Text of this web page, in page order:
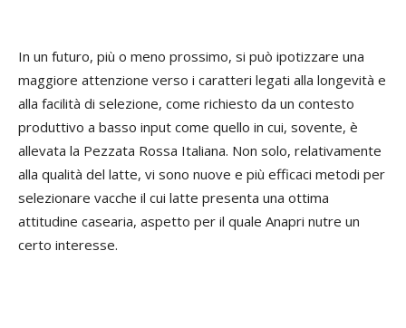
In un futuro, più o meno prossimo, si può ipotizzare una
maggiore attenzione verso i caratteri legati alla longevità e
alla facilità di selezione, come richiesto da un contesto
produttivo a basso input come quello in cui, sovente, è
allevata la Pezzata Rossa Italiana. Non solo, relativamente
alla qualità del latte, vi sono nuove e più efficaci metodi per
selezionare vacche il cui latte presenta una ottima
attitudine casearia, aspetto per il quale Anapri nutre un
certo interesse.